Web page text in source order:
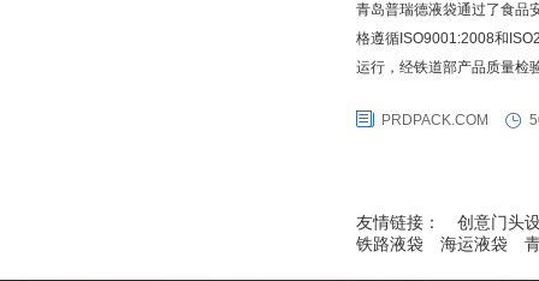
青岛普瑞德液袋通过了食品
格遵循ISO9001:2008和
运行，经铁道部产品质量检
（TTCL）国际COA铁路撞
PRDPACK.COM
友情链接：
创意门头
铁路液袋
海运液袋